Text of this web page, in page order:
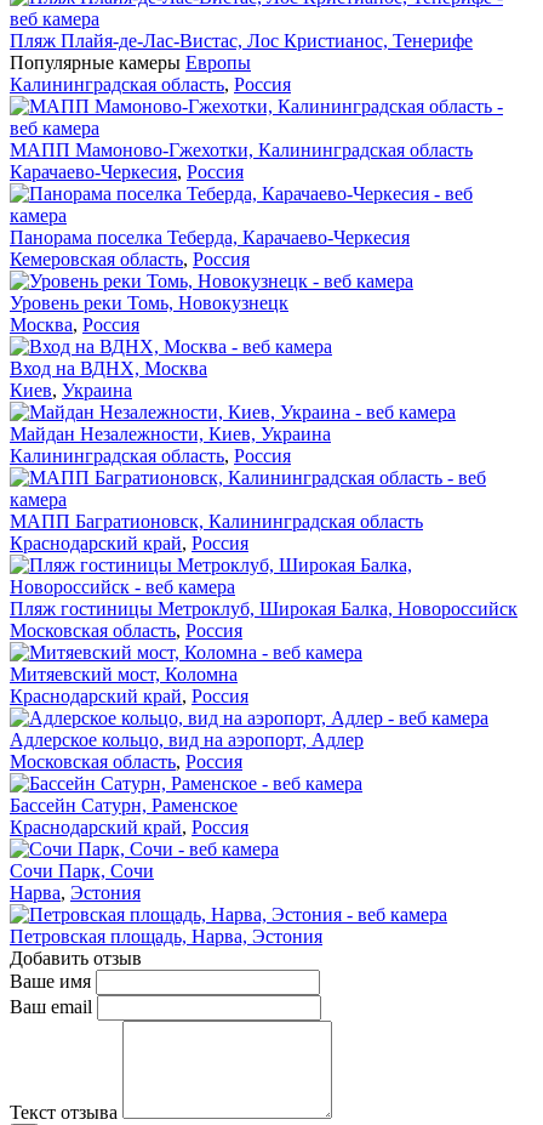
Пляж Плайя-де-Лас-Вистас, Лос Кристианос, Тенерифе
Популярные камеры Европы
Калининградская область, Россия
МАПП Мамоново-Гжехотки, Калининградская область
Карачаево-Черкесия, Россия
Панорама поселка Теберда, Карачаево-Черкесия
Кемеровская область, Россия
Уровень реки Томь, Новокузнецк
Москва, Россия
Вход на ВДНХ, Москва
Киев, Украина
Майдан Незалежности, Киев, Украина
Калининградская область, Россия
МАПП Багратионовск, Калининградская область
Краснодарский край, Россия
Пляж гостиницы Метроклуб, Широкая Балка, Новороссийск
Московская область, Россия
Митяевский мост, Коломна
Краснодарский край, Россия
Адлерское кольцо, вид на аэропорт, Адлер
Московская область, Россия
Бассейн Сатурн, Раменское
Краснодарский край, Россия
Сочи Парк, Сочи
Нарва, Эстония
Петровская площадь, Нарва, Эстония
Добавить отзыв
Ваше имя
Ваш email
Текст отзыва